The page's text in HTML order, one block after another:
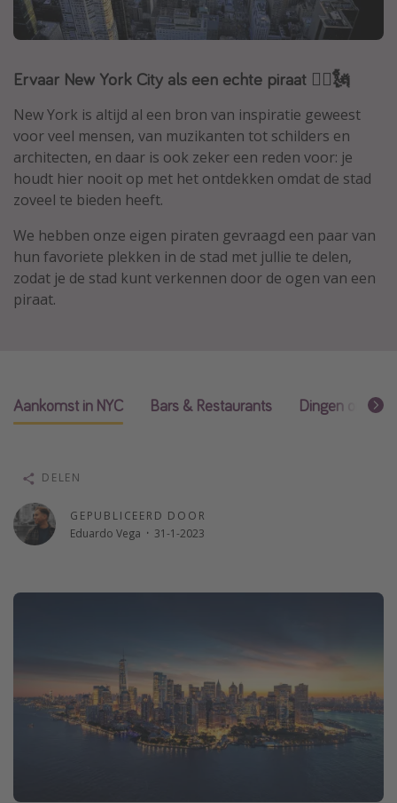
Thailand
Malta
Madeira
Egypte
Bali
Overzicht
Weekendje weg
Autoverhuur
Single reizen
Rondreizen
Meer onderwerpen
Reiskalender
Center Parcs
Disneyland Parijs
Strandvakantie in Italië
Ervaar New York City als een echte piraat 🏴‍☠️🗽
New York is altijd al een bron van inspiratie geweest
voor veel mensen, van muzikanten tot schilders en
architecten, en daar is ook zeker een reden voor: je
houdt hier nooit op met het ontdekken omdat de stad
zoveel te bieden heeft.
We hebben onze eigen piraten gevraagd een paar van
hun favoriete plekken in de stad met jullie te delen,
zodat je de stad kunt verkennen door de ogen van een
piraat.
Aankomst in NYC Bars & Restaurants Dingen om te
GEPUBLICEERD DOOR
Eduardo Vega · 31-1-2023
DELEN